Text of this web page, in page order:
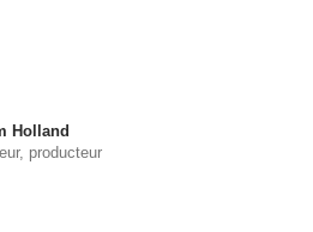
Holland
producteur